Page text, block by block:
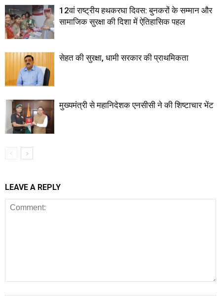
12वां राष्ट्रीय हथकरघा दिवस: बुनकरों के सम्मान और
सामाजिक सुरक्षा की दिशा में ऐतिहासिक पहल
सेहत की सुरक्षा, धामी सरकार की प्राथमिकता
मुख्यमंत्री से महानिदेशक एनसीसी ने की शिष्टाचार भेंट
LEAVE A REPLY